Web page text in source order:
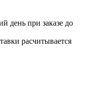
день при заказе до
расчитывается